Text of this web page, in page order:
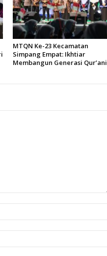
MTQN Ke-23 Kecamatan
Simpang Empat: Ikhtiar
Membangun Generasi Qur’ani